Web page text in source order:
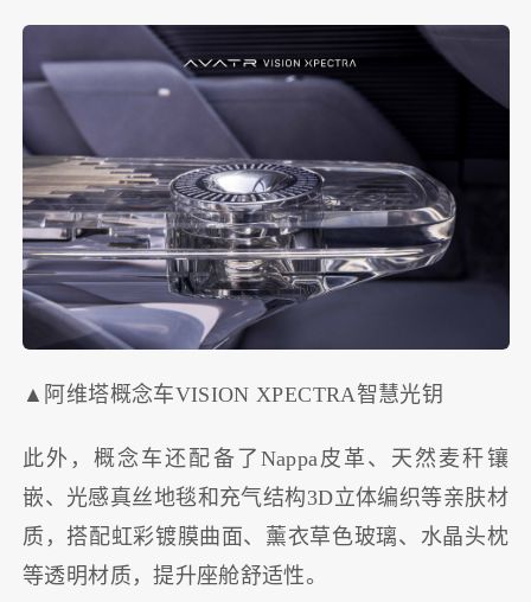
▲阿维塔概念车VISION XPECTRA智慧光钥
此外，概念车还配备了Nappa皮革、天然麦秆镶
嵌、光感真丝地毯和充气结构3D立体编织等亲肤材
质，搭配虹彩镀膜曲面、薰衣草色玻璃、水晶头枕
等透明材质，提升座舱舒适性。